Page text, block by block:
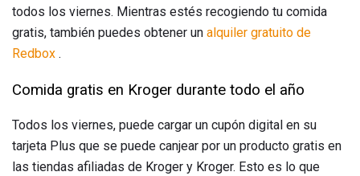
todos los viernes. Mientras estés recogiendo tu comida
gratis, también puedes obtener un alquiler gratuito de
Redbox .
Comida gratis en Kroger durante todo el año
Todos los viernes, puede cargar un cupón digital en su
tarjeta Plus que se puede canjear por un producto gratis en
las tiendas afiliadas de Kroger y Kroger. Esto es lo que